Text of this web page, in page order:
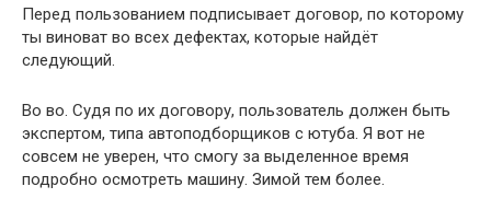
Перед пользованием подписывает договор, по которому
ты виноват во всех дефектах, которые найдёт
следующий.
Во во. Судя по их договору, пользователь должен быть
экспертом, типа автоподборщиков с ютуба. Я вот не
совсем не уверен, что смогу за выделенное время
подробно осмотреть машину. Зимой тем более.